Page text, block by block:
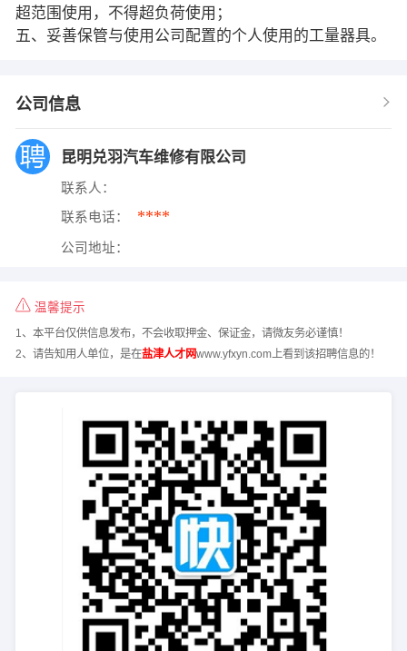
超范围使用，不得超负荷使用；
五、妥善保管与使用公司配置的个人使用的工量器具。
公司信息
昆明兑羽汽车维修有限公司
联系人：
联系电话： ****
公司地址：
温馨提示
1、本平台仅供信息发布，不会收取押金、保证金，请微友务必谨慎！
2、请告知用人单位，是在盐津人才网www.yfxyn.com上看到该招聘信息的！